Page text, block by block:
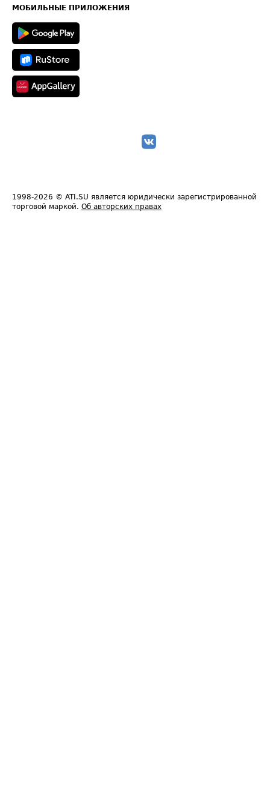
Техническая информация
МОБИЛЬНЫЕ ПРИЛОЖЕНИЯ
1998-2026 © ATI.SU является юридически зарегистрированной
торговой маркой. Об авторских правах